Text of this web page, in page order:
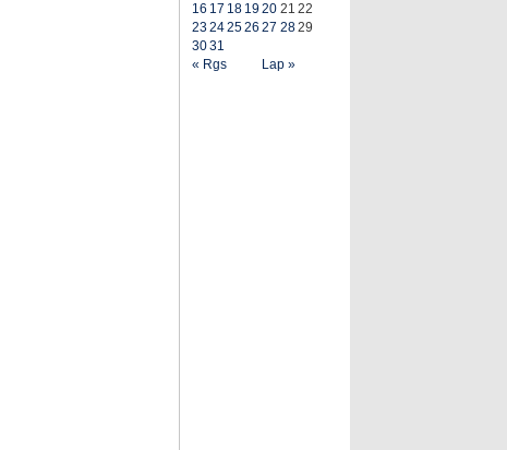
« Rgs Lap »
16 17 18 1920 21 22
23242526 27 2829
3031